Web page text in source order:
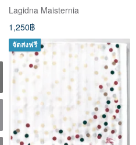
Lagidna Maisternia
1,250฿
จัดส่งฟรี